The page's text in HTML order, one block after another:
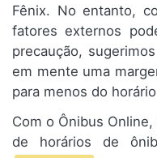
Fênix. No entanto,
fatores externos
precaução,
em mente uma
para menos do
Com o Ônibus
de horários de